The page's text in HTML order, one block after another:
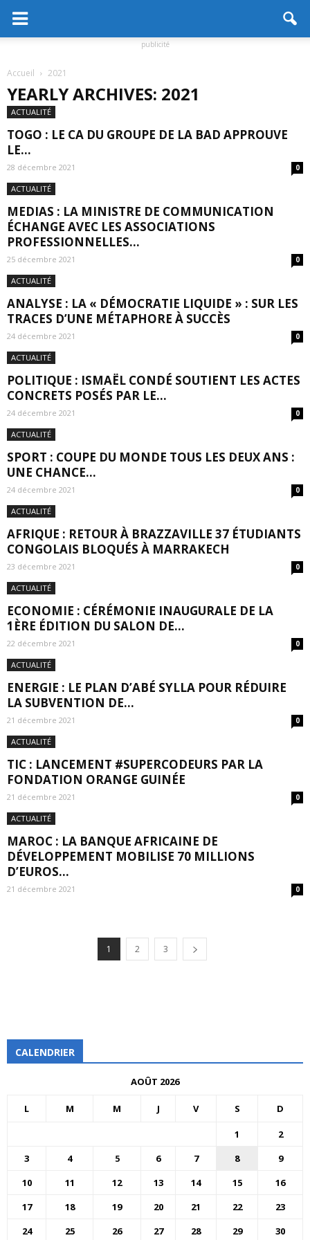
publicité
Accueil 2021
YEARLY ARCHIVES: 2021
ACTUALITÉ
TOGO : LE CA DU GROUPE DE LA BAD APPROUVE
LE...
28 décembre 2021 0
ACTUALITÉ
MEDIAS : LA MINISTRE DE COMMUNICATION
ÉCHANGE AVEC LES ASSOCIATIONS
PROFESSIONNELLES...
25 décembre 2021 0
ACTUALITÉ
ANALYSE : LA « DÉMOCRATIE LIQUIDE » : SUR LES
TRACES D’UNE MÉTAPHORE À SUCCÈS
24 décembre 2021 0
ACTUALITÉ
POLITIQUE : ISMAËL CONDÉ SOUTIENT LES ACTES
CONCRETS POSÉS PAR LE...
24 décembre 2021 0
ACTUALITÉ
SPORT : COUPE DU MONDE TOUS LES DEUX ANS :
UNE CHANCE...
24 décembre 2021 0
ACTUALITÉ
AFRIQUE : RETOUR À BRAZZAVILLE 37 ÉTUDIANTS
CONGOLAIS BLOQUÉS À MARRAKECH
23 décembre 2021 0
ACTUALITÉ
ECONOMIE : CÉRÉMONIE INAUGURALE DE LA
1ÈRE ÉDITION DU SALON DE...
22 décembre 2021 0
ACTUALITÉ
ENERGIE : LE PLAN D’ABÉ SYLLA POUR RÉDUIRE
LA SUBVENTION DE...
21 décembre 2021 0
ACTUALITÉ
TIC : LANCEMENT #SUPERCODEURS PAR LA
FONDATION ORANGE GUINÉE
21 décembre 2021 0
ACTUALITÉ
MAROC : LA BANQUE AFRICAINE DE
DÉVELOPPEMENT MOBILISE 70 MILLIONS
D’EUROS...
21 décembre 2021 0
1 2 3
CALENDRIER
AOÛT 2026
L M M J V S D
1
2
3
4 5 6 7 8
9
10
11 12 13 14 15
16
17
18 19 20 21 22
23
24
25 26 27 28 29 30